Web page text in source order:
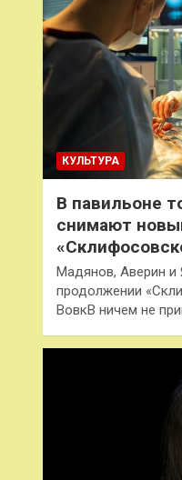
КУЛЬТУРА
В павильоне
снимают
Мадянов, Аверин и
продолжении
ВовкВ ничем не